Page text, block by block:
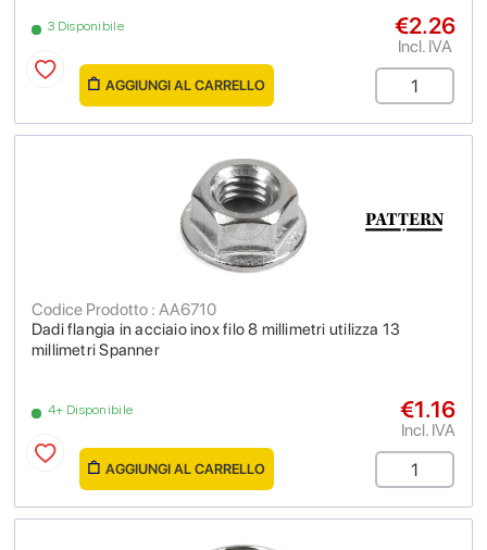
3 Disponibile €2.26
Incl. IVA
AGGIUNGI AL CARRELLO
Dadi flangia in acciaio inox filo 8 millimetri utilizza 13
millimetri Spanner
Codice Prodotto : AA6710
4+ Disponibile €1.16
Incl. IVA
AGGIUNGI AL CARRELLO